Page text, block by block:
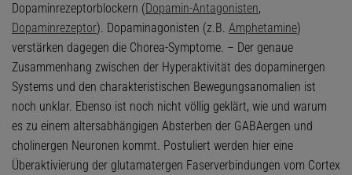
Dopaminrezeptorblockern (Dopamin-Antagonisten,
Dopaminrezeptor). Dopaminagonisten (z.B. Amphetamine)
verstärken dagegen die Chorea-Symptome. – Der genaue
Zusammenhang zwischen der Hyperaktivität des dopaminergen
Systems und den charakteristischen Bewegungsanomalien ist
noch unklar. Ebenso ist noch nicht völlig geklärt, wie und warum
es zu einem altersabhängigen Absterben der GABAergen und
cholinergen Neuronen kommt. Postuliert werden hier eine
Überaktivierung der glutamatergen Faserverbindungen vom Cortex